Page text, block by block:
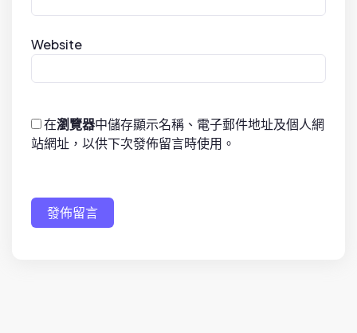
Website
在瀏覽器中儲存顯示名稱、電子郵件地址及個人網
站網址，以供下次發佈留言時使用。
發佈留言